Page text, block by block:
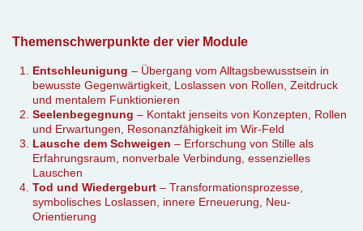
Themenschwerpunkte der vier Module
Entschleunigung – Übergang vom Alltagsbewusstsein in
bewusste Gegenwärtigkeit, Loslassen von Rollen, Zeitdruck
und mentalem Funktionieren
Seelenbegegnung – Kontakt jenseits von Konzepten, Rollen
und Erwartungen, Resonanzfähigkeit im Wir-Feld
Lausche dem Schweigen – Erforschung von Stille als
Erfahrungsraum, nonverbale Verbindung, essenzielles
Lauschen
Tod und Wiedergeburt – Transformationsprozesse,
symbolisches Loslassen, innere Erneuerung, Neu-
Orientierung